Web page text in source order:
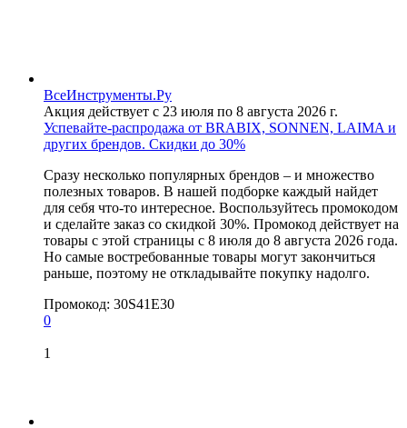
ВсеИнструменты.Ру
Акция действует с 23 июля по 8 августа 2026 г.
Успевайте-распродажа от BRABIX, SONNEN, LAIMA и
других брендов. Скидки до 30%
Сразу несколько популярных брендов – и множество
полезных товаров. В нашей подборке каждый найдет
для себя что-то интересное. Воспользуйтесь промокодом
и сделайте заказ со скидкой 30%. Промокод действует на
товары с этой страницы с 8 июля до 8 августа 2026 года.
Но самые востребованные товары могут закончиться
раньше, поэтому не откладывайте покупку надолго.
Промокод: 30S41E30
0
1